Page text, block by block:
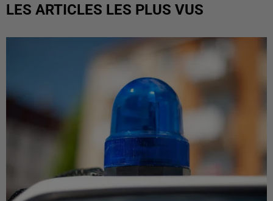
LES ARTICLES LES PLUS VUS